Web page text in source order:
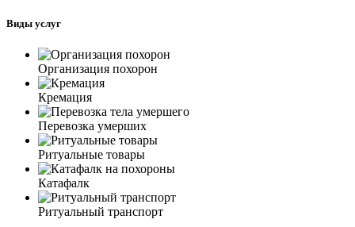
Виды услуг
Организация похорон
Кремация
Перевозка умерших
Ритуальные товары
Катафалк
Ритуальный транспорт